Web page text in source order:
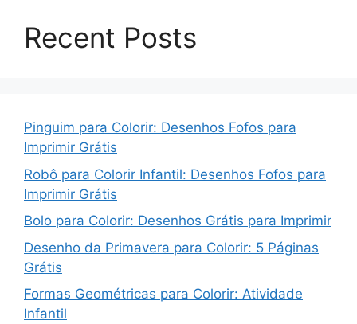
Recent Posts
Pinguim para Colorir: Desenhos Fofos para
Imprimir Grátis
Robô para Colorir Infantil: Desenhos Fofos para
Imprimir Grátis
Bolo para Colorir: Desenhos Grátis para Imprimir
Desenho da Primavera para Colorir: 5 Páginas
Grátis
Formas Geométricas para Colorir: Atividade
Infantil